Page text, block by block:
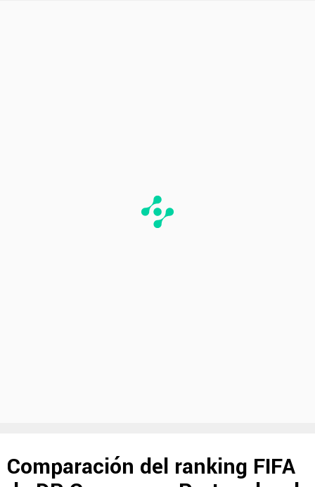
Comparación del ranking FIFA